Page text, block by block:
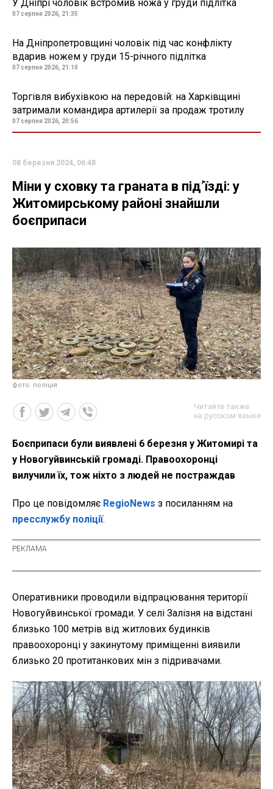
У Дніпрі чоловік встромив ножа у груди підлітка
07 серпня 2026, 21:35
На Дніпропетровщині чоловік під час конфлікту
вдарив ножем у груди 15-річного підлітка
07 серпня 2026, 21:10
Торгівля вибухівкою на передовій: на Харківщині
затримали командира артилерії за продаж тротилу
07 серпня 2026, 20:56
08 березня 2024, 06:48
Міни у сховку та граната в під’їзді: у
Житомирському районі знайшли
боєприпаси
фото: поліція
Читайте также
на русском языке
Боєприпаси були виявлені 6 березня у Житомирі та
у Новогуйвинській громаді. Правоохоронці
вилучили їх, тож ніхто з людей не постраждав
Про це повідомляє RegioNews з посиланням на
пресслужбу поліції.
Оперативники проводили відпрацювання території
Новогуйвинської громади. У селі Залізня на відстані
близько 100 метрів від житлових будинків
правоохоронці у закинутому приміщенні виявили
близько 20 протитанкових мін з підривачами.